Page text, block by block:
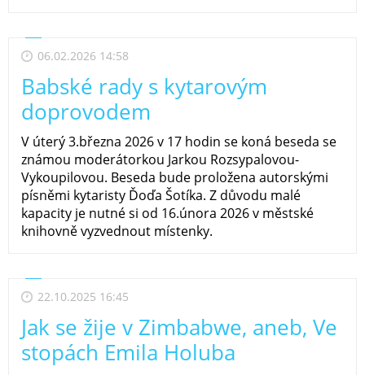
06.02.2026 14:58
Babské rady s kytarovým
doprovodem
V úterý 3.března 2026 v 17 hodin se koná beseda se
známou moderátorkou Jarkou Rozsypalovou-
Vykoupilovou. Beseda bude proložena autorskými
písněmi kytaristy Ďoďa Šotíka. Z důvodu malé
kapacity je nutné si od 16.února 2026 v městské
knihovně vyzvednout místenky.
22.10.2025 16:45
Jak se žije v Zimbabwe, aneb, Ve
stopách Emila Holuba